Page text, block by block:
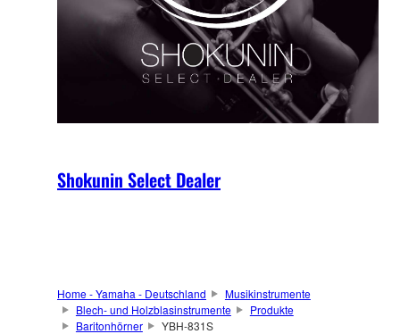
Shokunin Select Dealer
Home - Yamaha - Deutschland
Musikinstrumente
Blech- und Holzblasinstrumente
Produkte
Baritonhörner
YBH-831S